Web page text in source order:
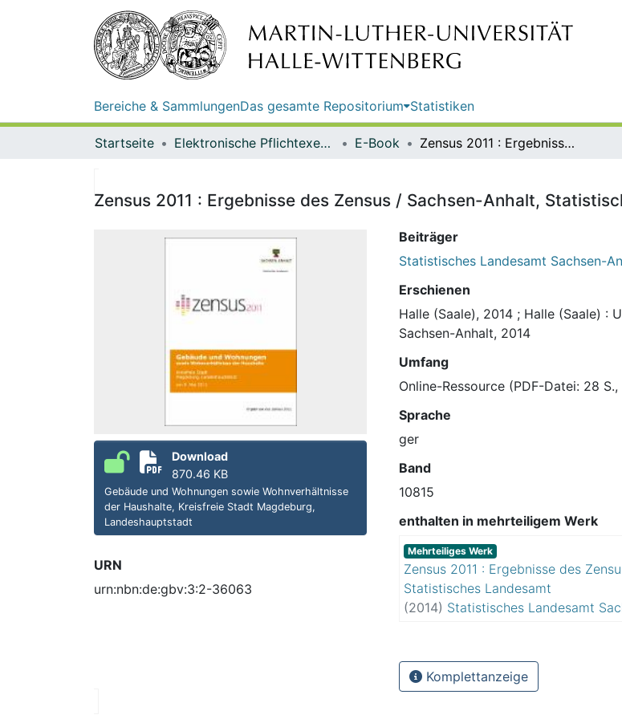
Bereiche & SammlungenDas gesamte Repositorium Statistiken
Startseite Elektronische Pflichtexemplare E-Book Zensus 2011 : Ergebnisse des Zensus / Sachsen-Anhalt, Statistisches Landesamt
Zensus 2011 : Ergebnisse des Zensus / Sachsen-Anhalt,
Download
870.46 KB
Gebäude und Wohnungen sowie Wohnverhältnisse
der Haushalte, Kreisfreie Stadt Magdeburg,
Landeshauptstadt
URN
urn:nbn:de:gbv:3:2-36063
Beiträger
Statistisches Landesamt Sachsen-
Erschienen
Halle (Saale), 2014 ; Halle (Saale) :
Sachsen-Anhalt, 2014
Umfang
Online-Ressource (PDF-Datei: 28
Sprache
ger
Band
10815
enthalten in mehrteiligem Werk
Mehrteiliges Werk
Zensus 2011 : Ergebnisse des
Statistisches Landesamt
(2014) Statistisches Landesamt
Komplettanzeige